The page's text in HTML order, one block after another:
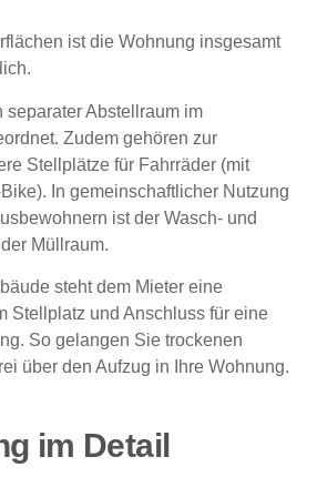
ist die Wohnung insgesamt
separater Abstellraum im
Zudem gehören zur
Stellplätze für Fahrräder (mit
In gemeinschaftlicher Nutzung
ist der Wasch- und
Müllraum.
steht dem Mieter eine
Stellplatz und Anschluss für eine
So gelangen Sie trockenen
über den Aufzug in Ihre Wohnung.
im Detail